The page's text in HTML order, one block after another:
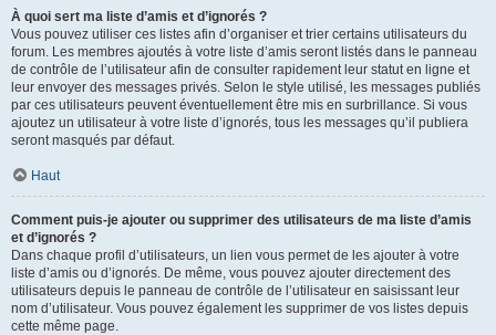
À quoi sert ma liste d’amis et d’ignorés ?
Vous pouvez utiliser ces listes afin d’organiser et trier certains utilisateurs du
forum. Les membres ajoutés à votre liste d’amis seront listés dans le panneau
de contrôle de l’utilisateur afin de consulter rapidement leur statut en ligne et
leur envoyer des messages privés. Selon le style utilisé, les messages publiés
par ces utilisateurs peuvent éventuellement être mis en surbrillance. Si vous
ajoutez un utilisateur à votre liste d’ignorés, tous les messages qu’il publiera
seront masqués par défaut.
Haut
Comment puis-je ajouter ou supprimer des utilisateurs de ma liste d’amis
et d’ignorés ?
Dans chaque profil d’utilisateurs, un lien vous permet de les ajouter à votre
liste d’amis ou d’ignorés. De même, vous pouvez ajouter directement des
utilisateurs depuis le panneau de contrôle de l’utilisateur en saisissant leur
nom d’utilisateur. Vous pouvez également les supprimer de vos listes depuis
cette même page.